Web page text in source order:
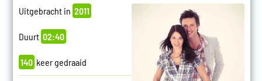
Uitgebracht in 2011
Duurt 02:40
140 keer gedraaid